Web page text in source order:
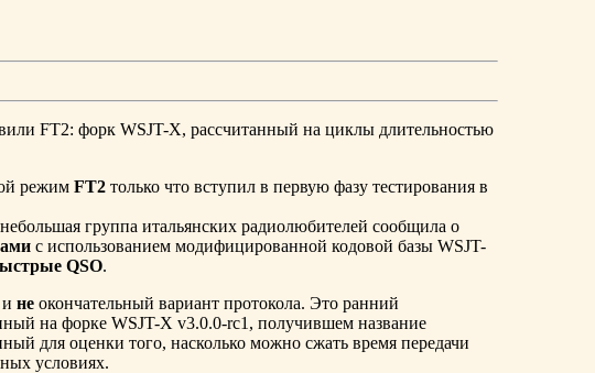
FT2: форк WSJT-X, рассчитанный на циклы длительностью
режим FT2 только что вступил в первую фазу тестирования в
небольшая группа итальянских радиолюбителей сообщила о
с использованием модифицированной кодовой базы WSJT-
QSO.
не окончательный вариант протокола. Это ранний
на форке WSJT-X v3.0.0-rc1, получившем название
для оценки того, насколько можно сжать время передачи
условиях.